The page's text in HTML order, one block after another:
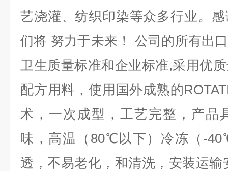
艺浇灌、纺织印染等众多行业。
们将 努力于未来！ 公司的所有出
卫生质量标准和企业标准,采用优
配方用料，使用国外成熟的
术，一次成型，工艺完整，产品
味，高温（80℃以下）冷冻（-
透，不易老化，和清洗，安装运